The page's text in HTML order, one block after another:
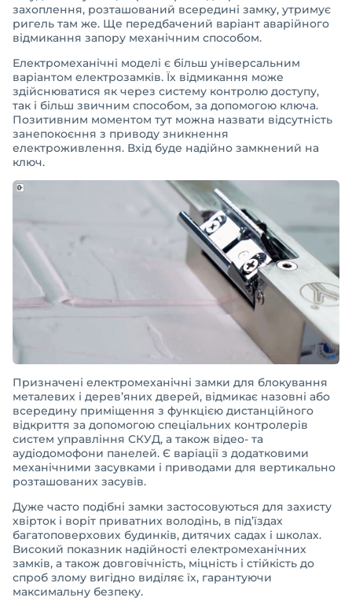
захоплення, розташований всередині замку, утримує
ригель там же. Ще передбачений варіант аварійного
відмикання запору механічним способом.
Електромеханічні моделі є більш універсальним
варіантом електрозамків. Їх відмикання може
здійснюватися як через систему контролю доступу,
так і більш звичним способом, за допомогою ключа.
Позитивним моментом тут можна назвати відсутність
занепокоєння з приводу зникнення
електроживлення. Вхід буде надійно замкнений на
ключ.
Призначені електромеханічні замки для блокування
металевих і дерев’яних дверей, відмикає назовні або
всередину приміщення з функцією дистанційного
відкриття за допомогою спеціальних контролерів
систем управління СКУД, а також відео- та
аудіодомофони панелей. Є варіації з додатковими
механічними засувками і приводами для вертикально
розташованих засувів.
Дуже часто подібні замки застосовуються для захисту
хвірток і воріт приватних володінь, в під’їздах
багатоповерхових будинків, дитячих садах і школах.
Високий показник надійності електромеханічних
замків, а також довговічність, міцність і стійкість до
спроб злому вигідно виділяє їх, гарантуючи
максимальну безпеку.